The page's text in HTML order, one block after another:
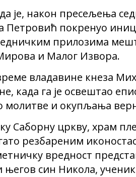
је, након пресељења
покренуо
прилозима
и Малог Извора.
владавине кнеза
када га је освештао
молитве и окупљања
Саборну цркву, храм
резбареним
вредност
син Никола,